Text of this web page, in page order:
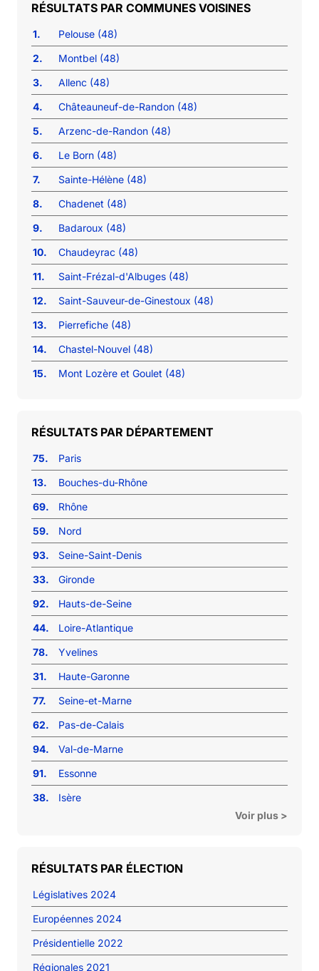
COMMUNES VOISINES
1.
Pelouse (48)
2.
Montbel (48)
3.
Allenc (48)
4.
Châteauneuf-de-Randon (48)
5.
Arzenc-de-Randon (48)
6.
Le Born (48)
7.
Sainte-Hélène (48)
8.
Chadenet (48)
9.
Badaroux (48)
10.
Chaudeyrac (48)
11.
Saint-Frézal-d'Albuges (48)
12.
Saint-Sauveur-de-Ginestoux (48)
13.
Pierrefiche (48)
14.
Chastel-Nouvel (48)
15.
Mont Lozère et Goulet (48)
RÉSULTATS PAR DÉPARTEMENT
75.
Paris
13.
Bouches-du-Rhône
69.
Rhône
59.
Nord
93.
Seine-Saint-Denis
33.
Gironde
92.
Hauts-de-Seine
44.
Loire-Atlantique
78.
Yvelines
31.
Haute-Garonne
77.
Seine-et-Marne
62.
Pas-de-Calais
94.
Val-de-Marne
91.
Essonne
38.
Isère
Voir plus >
RÉSULTATS PAR ÉLECTION
Législatives 2024
Européennes 2024
Présidentielle 2022
Régionales 2021